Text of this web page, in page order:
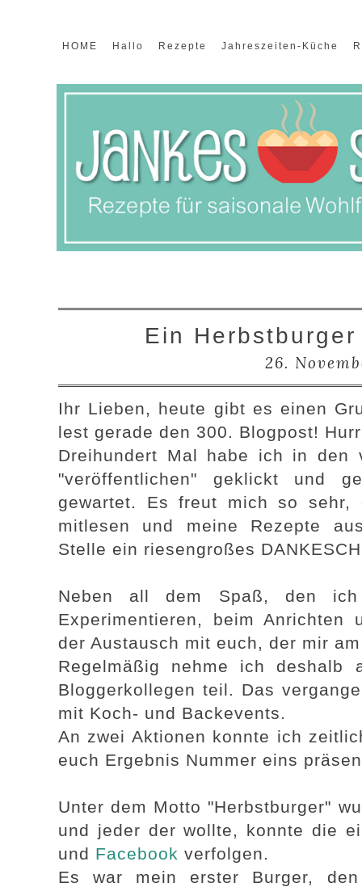
HOME Hallo Rezepte Jahreszeiten-Küche
Ein
26.
Ihr Lieben, heute gibt es einen
lest gerade den 300. Blogpost!
Dreihundert Mal habe ich in den
"veröffentlichen" geklickt und
gewartet. Es freut mich so
mitlesen und meine Rezepte
Stelle ein riesengroßes
Neben all dem Spaß, den
Experimentieren, beim
der Austausch mit euch, der mir
Regelmäßig nehme ich deshalb
Bloggerkollegen teil. Das
mit Koch- und Backevents.
An zwei Aktionen konnte ich
euch Ergebnis Nummer eins
Unter dem Motto "Herbstburger"
und jeder der wollte, konnte die
und Facebook verfolgen.
Es war mein erster Burger,